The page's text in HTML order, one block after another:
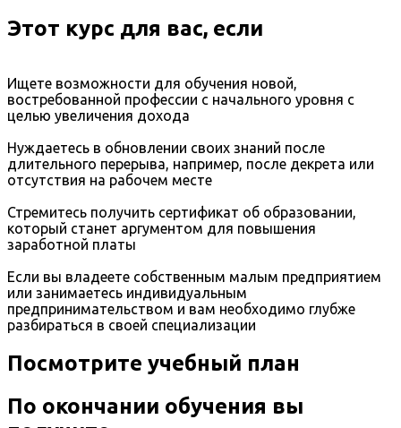
Этот курс для вас, если
Ищете возможности для обучения новой,
востребованной профессии с начального уровня с
целью увеличения дохода
Нуждаетесь в обновлении своих знаний после
длительного перерыва, например, после декрета или
отсутствия на рабочем месте
Стремитесь получить сертификат об образовании,
который станет аргументом для повышения
заработной платы
Если вы владеете собственным малым предприятием
или занимаетесь индивидуальным
предпринимательством и вам необходимо глубже
разбираться в своей специализации
Посмотрите учебный план
По окончании обучения вы